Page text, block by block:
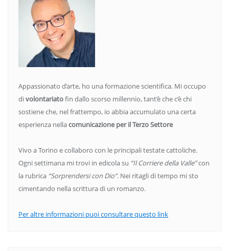
Appassionato d’arte, ho una formazione scientifica. Mi occupo
divolontariatofin dallo scorso millennio, tant’è che c’è chi
sostiene che, nel frattempo, io abbia accumulato una certa
esperienza nellacomunicazione per il Terzo Settore
Vivo a Torino e collaboro con le principali testate cattoliche.
Ogni settimana mi trovi in edicola su “Il Corriere della Valle”con
la rubrica “Sorprendersi con Dio”. Nei ritagli di tempo mi sto
cimentando nella scrittura di un romanzo.
Per altre informazioni puoi consultare questo link